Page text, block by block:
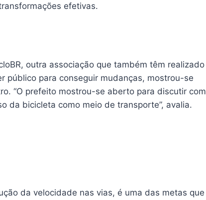
efetivas.
outra associação que também têm realizado
público para conseguir mudanças, mostrou-se
“O prefeito mostrou-se aberto para discutir com
da bicicleta como meio de transporte”, avalia.
da velocidade nas vias, é uma das metas que